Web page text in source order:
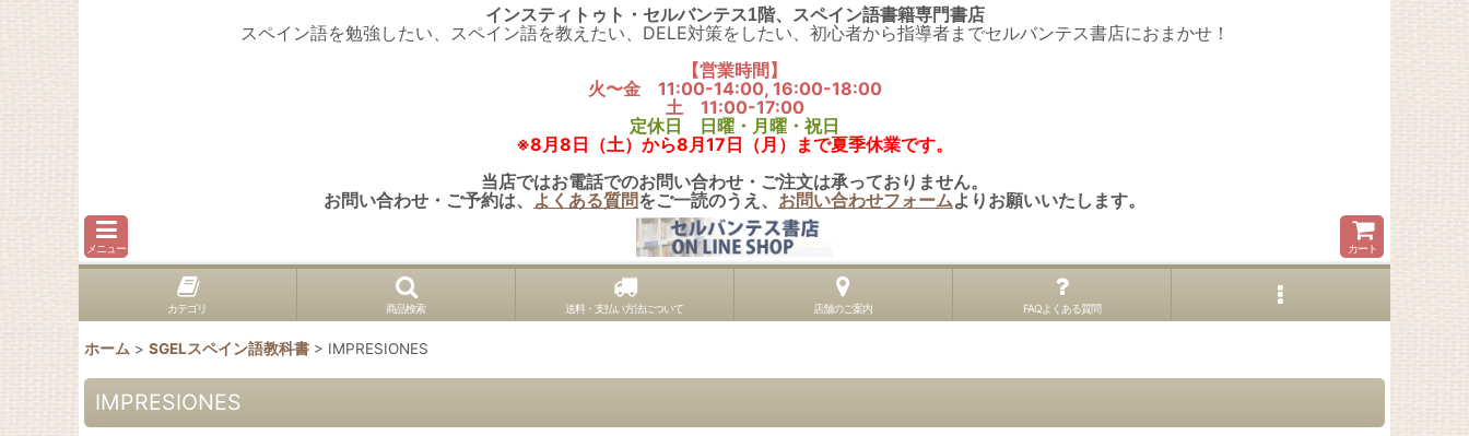
インスティトゥト・セルバンテス1階、スペイン語書籍専門書店
スペイン語を勉強したい、スペイン語を教えたい、DELE対策をしたい、初心者から指導者までセルバンテス書店におまかせ！
【営業時間】
火〜金 11:00-14:00, 16:00-18:00
土 11:00-17:00
定休日 日曜・月曜・祝日
※8月8日（土）から8月17日（月）まで夏季休業です。
当店ではお電話でのお問い合わせ・ご注文は承っておりません。
お問い合わせ・ご予約は、 よくある質問をご一読のうえ、 お問い合わせフォームよりお願いいたします。
メニュー カート
カテゴリ 商品検索 送料・支払い方法について 店舗のご案内 FAQよくある質問
ホーム > SGELスペイン語教科書 > IMPRESIONES
IMPRESIONES